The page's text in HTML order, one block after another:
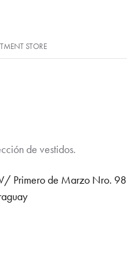
STORE
de vestidos.
Primero de Marzo Nro. 98